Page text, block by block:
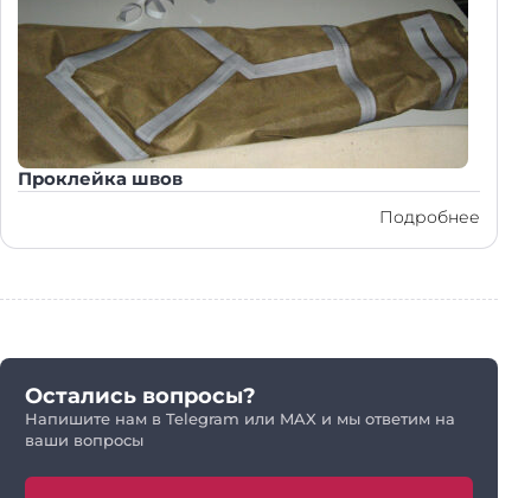
Проклейка швов
Подробнее
Остались вопросы?
Напишите нам в Telegram или MAX и мы ответим на
ваши вопросы